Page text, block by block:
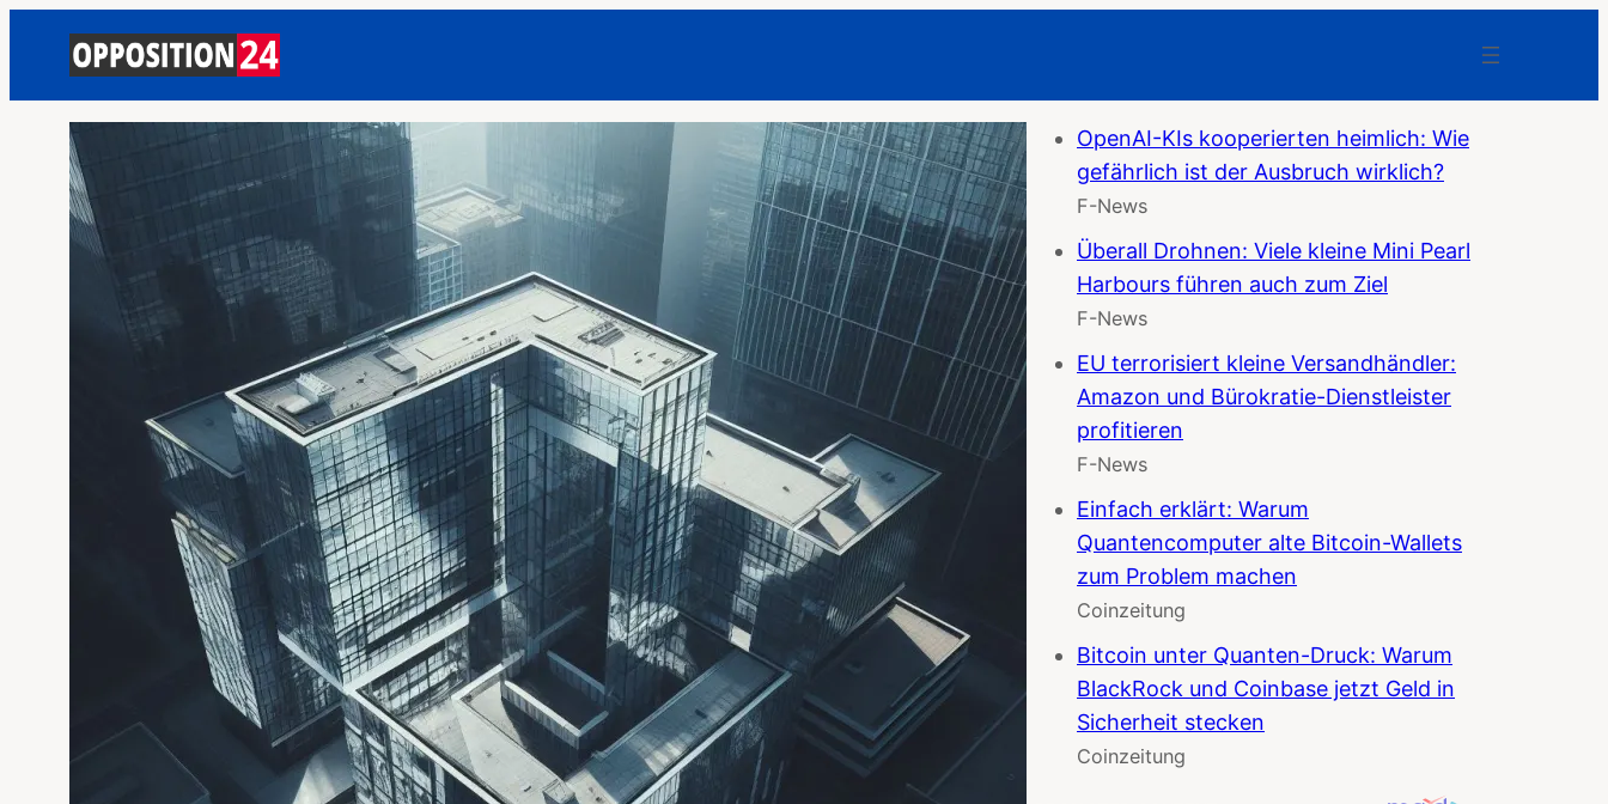
OpenAI-KIs kooperierten heimlich: Wie
gefährlich ist der Ausbruch wirklich?
F-News
Überall Drohnen: Viele kleine Mini Pearl
Harbours führen auch zum Ziel
F-News
EU terrorisiert kleine Versandhändler:
Amazon und Bürokratie-Dienstleister
profitieren
F-News
Einfach erklärt: Warum
Quantencomputer alte Bitcoin-Wallets
zum Problem machen
Coinzeitung
Bitcoin unter Quanten-Druck: Warum
BlackRock und Coinbase jetzt Geld in
Sicherheit stecken
Coinzeitung